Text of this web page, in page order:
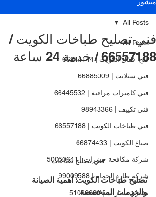
منشور
All Posts
فتح اقفال الكويت | 66214144
فني ستلايت | 66885009
فني كاميرات مراقبة | 66445532
فني تكييف | 98943366
فني طباخات الكويت | 66557188
صباغ الكويت | 66874433
شركة مكافحة حشرات | 50050641
شركة طارد الحمام | 99009588
نشتري سيارات | 51066699
All Posts
فني تصليح طباخات الكويت /
66557188 / خدمة 24 ساعة
فني تصليح طباخات
تصليح طباخات الكويت: أهمية الصيانة
والخدمات المتخصصة